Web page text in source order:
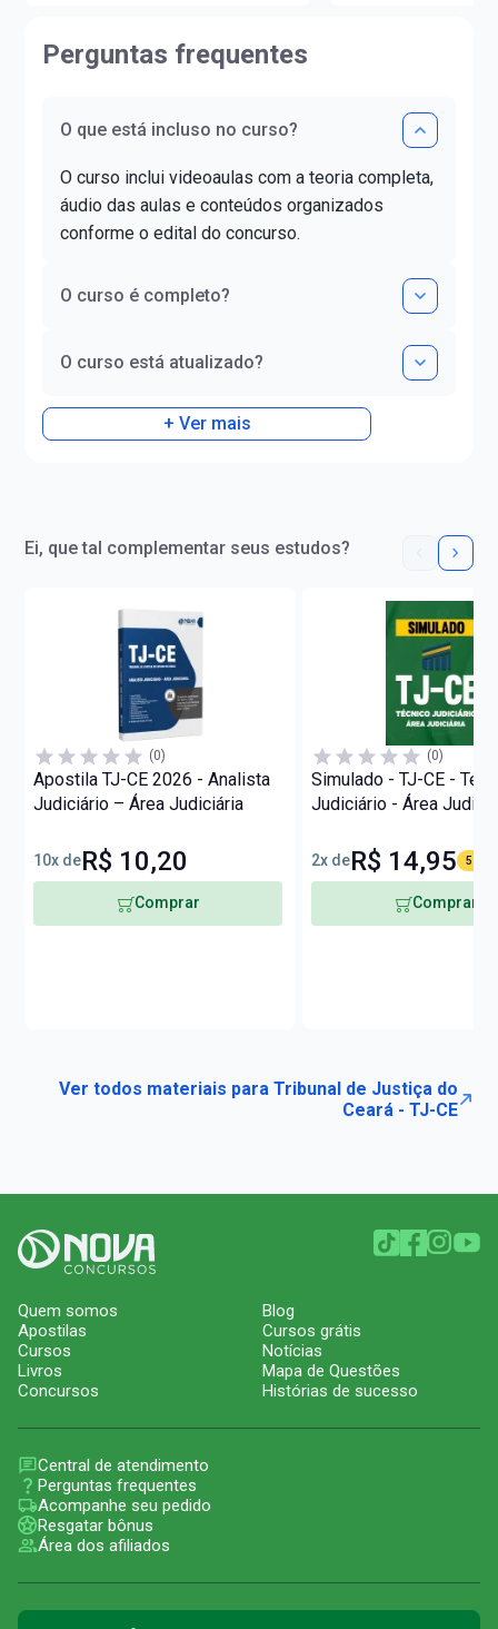
Portuguesa pela FLUL. É pós-
graduada em Docência do Ensino
certificado DELE de proficiência
estudantes a
da aprovação!
Perguntas frequentes
O que está incluso no curso?
O curso inclui videoaulas com a teoria completa,
áudio das aulas e conteúdos organizados
conforme o edital do concurso.
O curso é completo?
O curso está atualizado?
+ Ver mais
Ei, que tal complementar seus estudos?
(0)
Apostila TJ-CE 2026 - Analista
Judiciário – Área Judiciária
10x deR$ 10,20
Comprar
(0)
Simulado - TJ-CE -
Judiciário - Área
2x deR$ 14,95 57%
Comprar
Ver todos materiais para Tribunal de Justiça do
Ceará - TJ-CE
Quem somos
Apostilas
Cursos
Livros
Concursos
Blog
Cursos grátis
Notícias
Mapa de Questões
Histórias de sucesso
Central de atendimento
Perguntas frequentes
Acompanhe seu pedido
Resgatar bônus
Área dos afiliados